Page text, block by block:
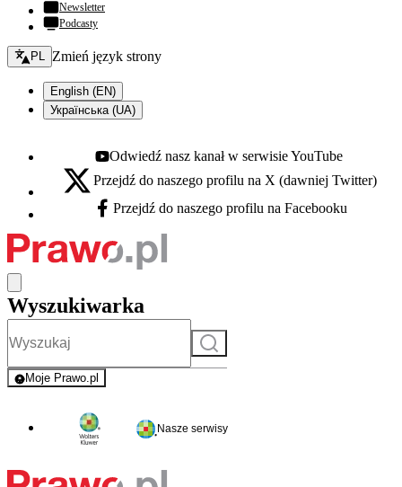
Newsletter
Podcasty
Zmień język - bieżący:
PL Zmień język strony
English (EN)
Українська (UA)
Youtube - otwiera się w nowej karcie
Odwiedź nasz kanał w serwisie YouTube
X - otwiera się w nowej karcie
Przejdź do naszego profilu na X (dawniej Twitter)
Facebook - otwiera się w nowej karcie
Przejdź do naszego profilu na Facebooku
Wyszukiwarka
Szukaj
Moje Prawo.pl
- rejestracja i logowanie do serwisu
Nasze serwisy